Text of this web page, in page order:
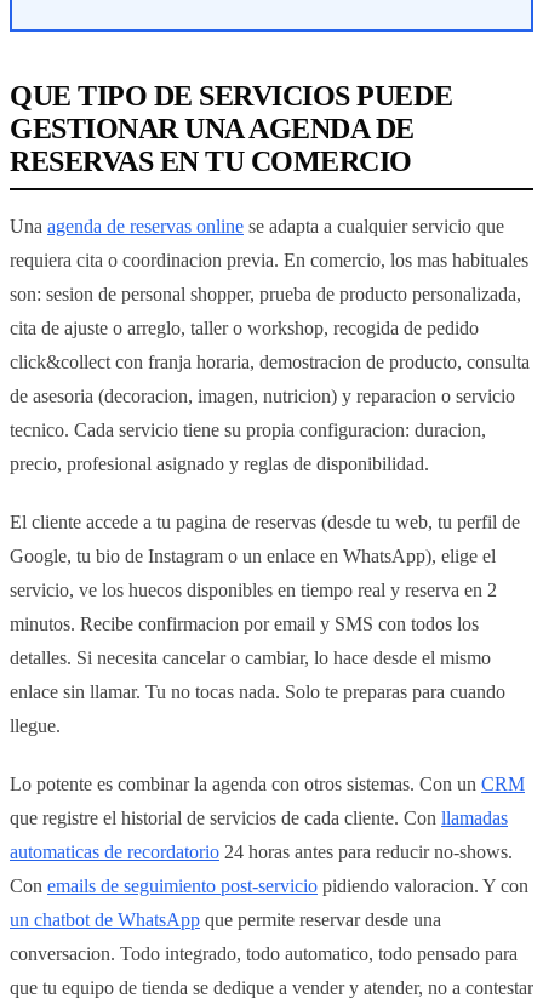
QUE TIPO DE SERVICIOS PUEDE
GESTIONAR UNA AGENDA DE
RESERVAS EN TU COMERCIO
Una agenda de reservas online se adapta a cualquier servicio que
requiera cita o coordinacion previa. En comercio, los mas habituales
son: sesion de personal shopper, prueba de producto personalizada,
cita de ajuste o arreglo, taller o workshop, recogida de pedido
click&collect con franja horaria, demostracion de producto, consulta
de asesoria (decoracion, imagen, nutricion) y reparacion o servicio
tecnico. Cada servicio tiene su propia configuracion: duracion,
precio, profesional asignado y reglas de disponibilidad.
El cliente accede a tu pagina de reservas (desde tu web, tu perfil de
Google, tu bio de Instagram o un enlace en WhatsApp), elige el
servicio, ve los huecos disponibles en tiempo real y reserva en 2
minutos. Recibe confirmacion por email y SMS con todos los
detalles. Si necesita cancelar o cambiar, lo hace desde el mismo
enlace sin llamar. Tu no tocas nada. Solo te preparas para cuando
llegue.
Lo potente es combinar la agenda con otros sistemas. Con un CRM
que registre el historial de servicios de cada cliente. Con llamadas
automaticas de recordatorio 24 horas antes para reducir no-shows.
Con emails de seguimiento post-servicio pidiendo valoracion. Y con
un chatbot de WhatsApp que permite reservar desde una
conversacion. Todo integrado, todo automatico, todo pensado para
que tu equipo de tienda se dedique a vender y atender, no a contestar